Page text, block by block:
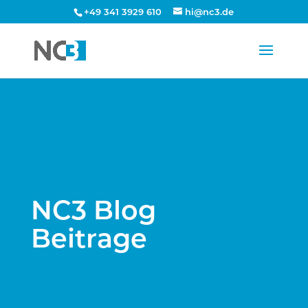
+49 341 3929 610 hi@nc3.de
NC3 Blog
Beitrage